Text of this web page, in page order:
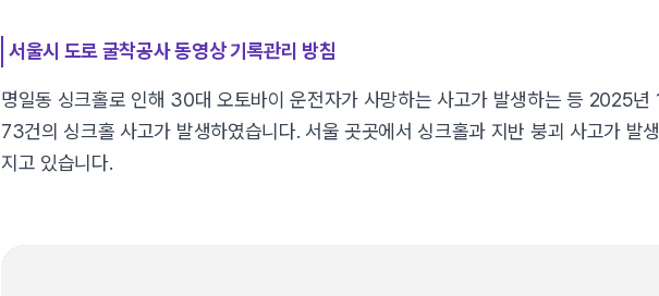
서울시 도로 굴착공사 동영상 기록관리 방침
명일동 싱크홀로 인해 30대 오토바이 운전자가 사망하는 사고가 발생하는 등 2025년
73건의 싱크홀 사고가 발생하였습니다. 서울 곳곳에서 싱크홀과 지반 붕괴 사고가 발
지고 있습니다.